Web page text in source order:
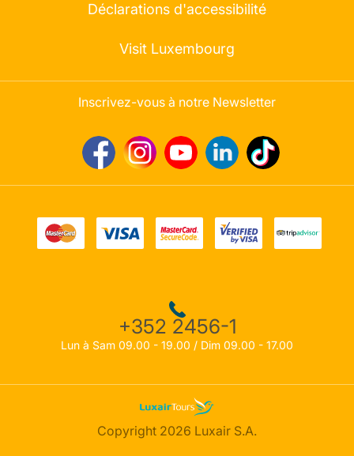
Déclarations d'accessibilité
Visit Luxembourg
Inscrivez-vous à notre Newsletter
+352 2456-1
Lun à Sam 09.00 - 19.00 / Dim 09.00 - 17.00
Copyright 2026 Luxair S.A.